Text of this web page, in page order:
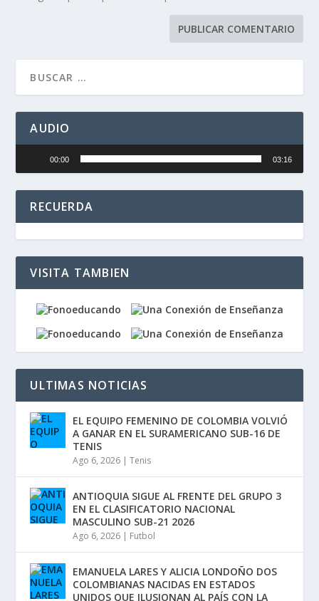
AUDIO
00:00 03:16
RECUERDA
VISITA TAMBIEN
ULTIMAS NOTICIAS
EL EQUIPO FEMENINO DE COLOMBIA VOLVIÓ
A GANAR EN EL SURAMERICANO SUB-16 DE
TENIS
Ago 6, 2026 |Tenis
ANTIOQUIA SIGUE AL FRENTE DEL GRUPO 3
EN EL CLASIFICATORIO NACIONAL
MASCULINO SUB-21 2026
Ago 6, 2026 | Futbol
EMANUELA LARES Y ALICIA LONDOÑO DOS
COLOMBIANAS NACIDAS EN ESTADOS
UNIDOS QUE ILUSIONAN AL PAÍS CON LA